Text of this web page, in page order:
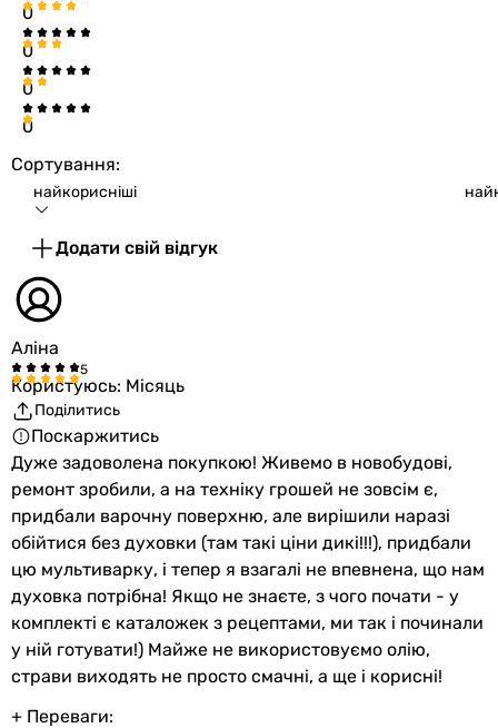
0
0
0
0
Сортування:
найкорисніші
Додати свій відгук
Аліна
Користуюсь: Місяць
Поділитись
Поскаржитись
Дуже задоволена покупкою! Живемо в новобудові,
ремонт зробили, а на техніку грошей не зовсім є,
придбали варочну поверхню, але вирішили наразі
обійтися без духовки (там такі ціни дикі!!!), придбали
цю мультиварку, і тепер я взагалі не впевнена, що нам
духовка потрібна! Якщо не знаєте, з чого почати - у
комплекті є каталожек з рецептами, ми так і починали
у ній готувати!) Майже не використовуємо олію,
страви виходять не просто смачні, а ще і корисні!
+ Переваги: